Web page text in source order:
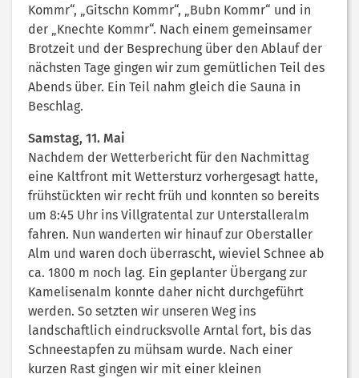
Kommr“, „Gitschn Kommr“, „Bubn Kommr“ und in
der „Knechte Kommr“. Nach einem gemeinsamer
Brotzeit und der Besprechung über den Ablauf der
nächsten Tage gingen wir zum gemütlichen Teil des
Abends über. Ein Teil nahm gleich die Sauna in
Beschlag.
Samstag, 11. Mai
Nachdem der Wetterbericht für den Nachmittag
eine Kaltfront mit Wettersturz vorhergesagt hatte,
frühstückten wir recht früh und konnten so bereits
um 8:45 Uhr ins Villgratental zur Unterstalleralm
fahren. Nun wanderten wir hinauf zur Oberstaller
Alm und waren doch überrascht, wieviel Schnee ab
ca. 1800 m noch lag. Ein geplanter Übergang zur
Kamelisenalm konnte daher nicht durchgeführt
werden. So setzten wir unseren Weg ins
landschaftlich eindrucksvolle Arntal fort, bis das
Schneestapfen zu mühsam wurde. Nach einer
kurzen Rast gingen wir mit einer kleinen